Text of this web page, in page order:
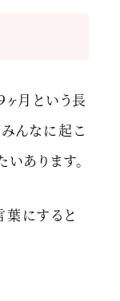
ヶ月という長
んなに起こ
あります。
にすると